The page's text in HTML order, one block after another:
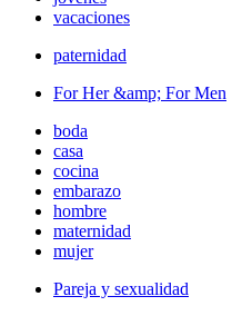
vacaciones
paternidad
For Her &amp; For Men
boda
casa
cocina
embarazo
hombre
maternidad
mujer
Pareja y sexualidad